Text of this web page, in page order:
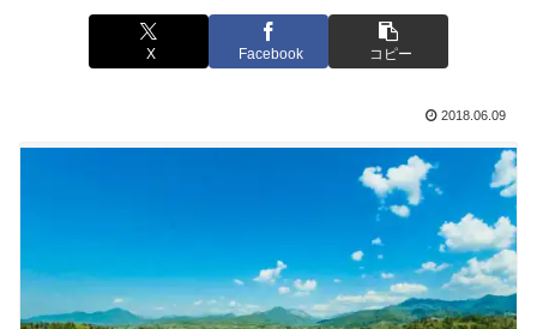
X Facebook コピー
2018.06.09